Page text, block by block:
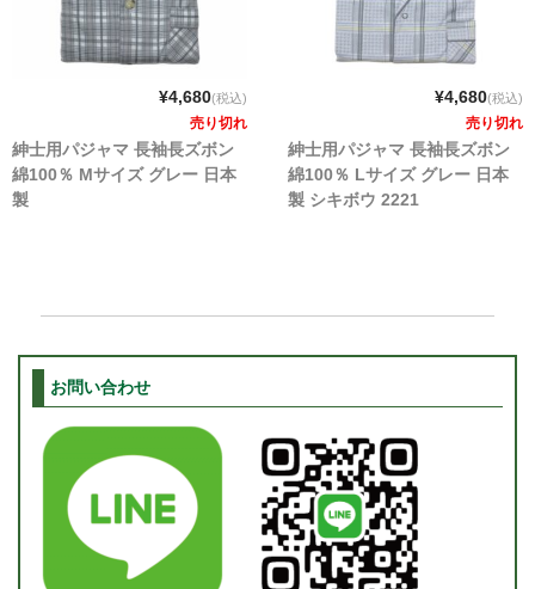
¥4,680(税込)
売り切れ
紳士用パジャマ 長袖長ズボン
綿100％ Mサイズ グレー 日本
製
¥4,680(税込)
売り切れ
紳士用パジャマ 長袖長ズボン
綿100％ Lサイズ グレー 日本
製 シキボウ 2221
お問い合わせ